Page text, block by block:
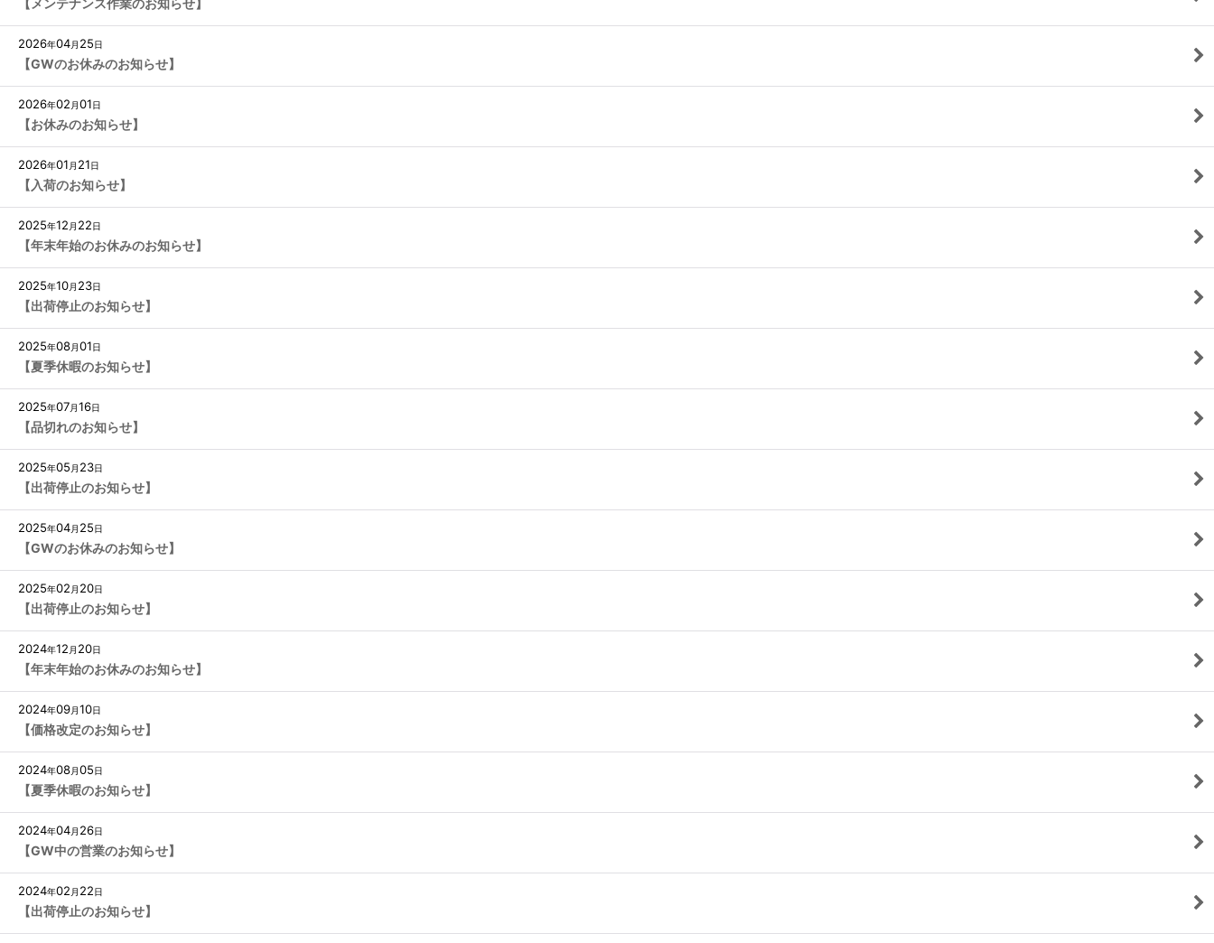
【メンテナンス作業のお知らせ】
2026年04月 25日
【GWのお休みのお知らせ】
2026年02 月01日
【お休みのお知らせ】
2026年01 月 21日
【入荷のお知らせ】
2025年12 月 22日
【年末年始のお休みのお知らせ】
2025年10月 23日
【出荷停止のお知らせ】
2025年08月01日
【夏季休暇のお知らせ】
2025年07月16日
【品切れのお知らせ】
2025年05 月 23日
【出荷停止のお知らせ】
2025年04月 25日
【GWのお休みのお知らせ】
2025年02 月 20日
【出荷停止のお知らせ】
2024年12 月 20日
【年末年始のお休みのお知らせ】
2024年09月10日
【価格改定のお知らせ】
2024年08月05日
【夏季休暇のお知らせ】
2024年04月 26日
【GW中の営業のお知らせ】
2024年02 月 22日
【出荷停止のお知らせ】